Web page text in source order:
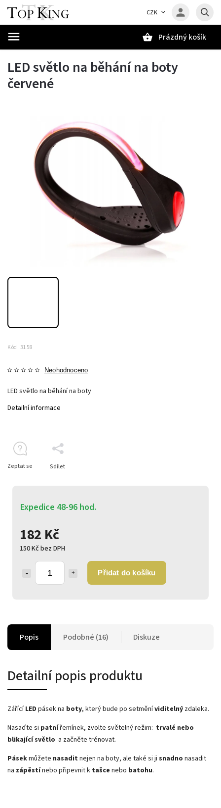
CZK
Prázdný košík
LED světlo na běhání na boty
červené
Kód: 3158
Neohodnoceno
182 Kč
150 Kč bez DPH
Přidat do košíku
Expedice 48-96 hod.
LED světlo na běhání na boty
Detailní informace
Zeptat se Sdílet
Popis Podobné (16) Diskuze
Detailní popis produktu
ZářícíLED pásek na boty, který bude po setměníviditelný zdaleka.
Nasaďte si patnířemínek, zvolte světelný režim: trvalé nebo
blikající světlo a začněte trénovat.
Pásekmůžete nasaditnejen na boty, ale také si ji snadno nasadit
na zápěstínebo připevnit k tašce nebo batohu.